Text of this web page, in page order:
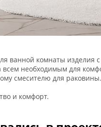
ванной комнаты
необходимым для
смесителю для
и комфорт.